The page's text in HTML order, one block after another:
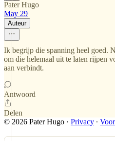
Pater Hugo
May 29
Auteur
Ik begrijp die spanning heel goed.
om die helemaal uit te laten rijpen
aan verbindt.
Antwoord
Delen
© 2026 Pater Hugo · Privacy ∙